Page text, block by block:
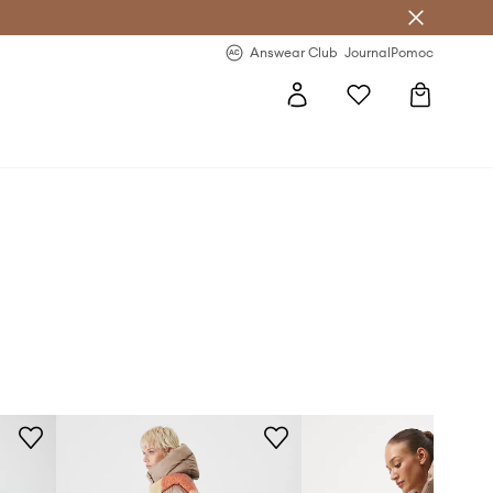
Answear Club JournalPomoc